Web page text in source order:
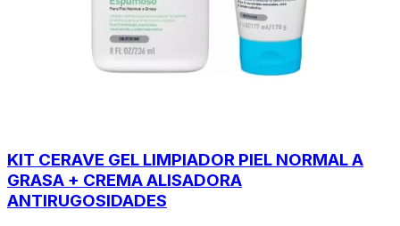
KIT CERAVE GEL LIMPIADOR PIEL NORMAL A
GRASA + CREMA ALISADORA
ANTIRUGOSIDADES